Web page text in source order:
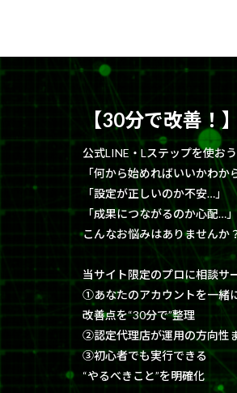
【30分で改善！
公式LINE・Lステップを使お
「何から始めればいいかわか
「設定が正しいのか不安…」
「成果につながるのか心配…」
こんなお悩みはありませんか
当サイト限定のプロに相談サ
①あなたのアカウントを一緒
改善点を“30分で”整理
②認定代理店が運用の方向性
③初心者でも実行できる
“やるべきこと”を明確化